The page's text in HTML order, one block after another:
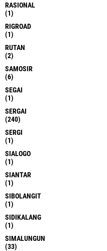
RASIONAL
(1)
RIGROAD
(1)
RUTAN
(2)
SAMOSIR
(6)
SEGAI
(1)
SERGAI
(240)
SERGI
(1)
SIALOGO
(1)
SIANTAR
(1)
SIBOLANGIT
(1)
SIDIKALANG
(1)
SIMALUNGUN
(33)